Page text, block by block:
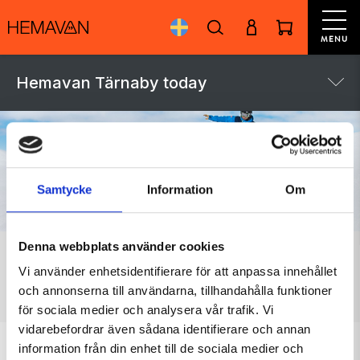
Samtycke Information Om
Denna webbplats använder cookies
Vi använder enhetsidentifierare för att anpassa innehållet
och annonserna till användarna, tillhandahålla funktioner
för sociala medier och analysera vår trafik. Vi
vidarebefordrar även sådana identifierare och annan
information från din enhet till de sociala medier och
MENU
Hemavan Tärnaby today
CABINS HOTEL LIFT PASS SKI RENTAL SKI SCHOOL PACKAGES